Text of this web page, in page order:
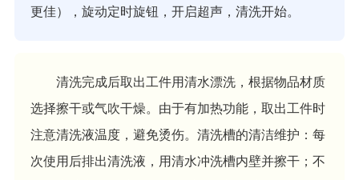
更佳），旋动定时旋钮，开启超声，清洗开始。
清洗完成后取出工件用清水漂洗，根据物品材质
选择擦干或气吹干燥。由于有加热功能，取出工件时
注意清洗液温度，避免烫伤。清洗槽的清洁维护：每
次使用后排出清洗液，用清水冲洗槽内壁并擦干；不